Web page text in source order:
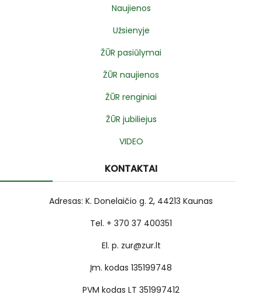
Naujienos
Užsienyje
ŽŪR pasiūlymai
ŽŪR naujienos
ŽŪR renginiai
ŽŪR jubiliejus
VIDEO
KONTAKTAI
Adresas: K. Donelaičio g. 2, 44213 Kaunas
Tel. + 370 37 400351
El. p. zur@zur.lt
Įm. kodas 135199748
PVM kodas LT 351997412